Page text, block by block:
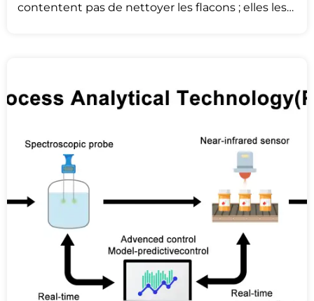
contentent pas de nettoyer les flacons ; elles les